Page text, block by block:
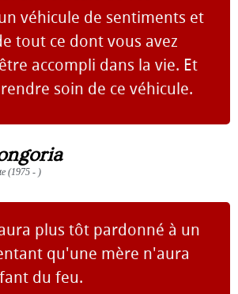
véhicule de sentiments et
tout ce dont vous avez
accompli dans la vie. Et
soin de ce véhicule.
(1975 - )
plus tôt pardonné à un
qu'une mère n'aura
du feu.